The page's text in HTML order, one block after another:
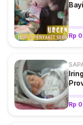
Rp 0
Rp 0